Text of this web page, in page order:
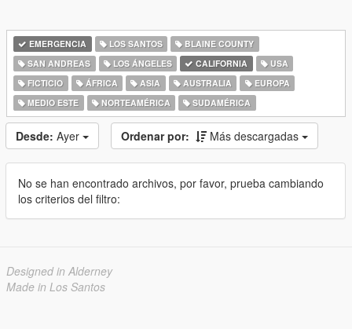
EMERGENCIA LOS SANTOS
BLAINE COUNTY
SAN ANDREAS
LOS ÁNGELES CALIFORNIA
USA
FICTICIO
ÁFRICA ASIA AUSTRALIA
EUROPA
MEDIO ESTE
NORTEAMÉRICA SUDAMÉRICA
Desde: Ayer Ordenar por: Más descargadas
No se han encontrado archivos, por favor, prueba cambiando
los criterios del filtro:
Designed in Alderney
Made in Los Santos